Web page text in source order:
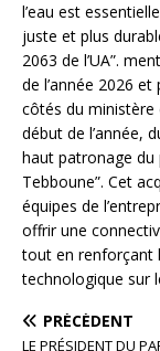
l’eau est
juste et plus
2063 de l’UA”.
de l’année 2026
côtés du ministère
début de l’année,
haut patronage du
Tebboune”. Cet
équipes de
offrir une
tout en renforçant
technologique sur
PRÉCÉDENT
LE PRÉSIDENT DU